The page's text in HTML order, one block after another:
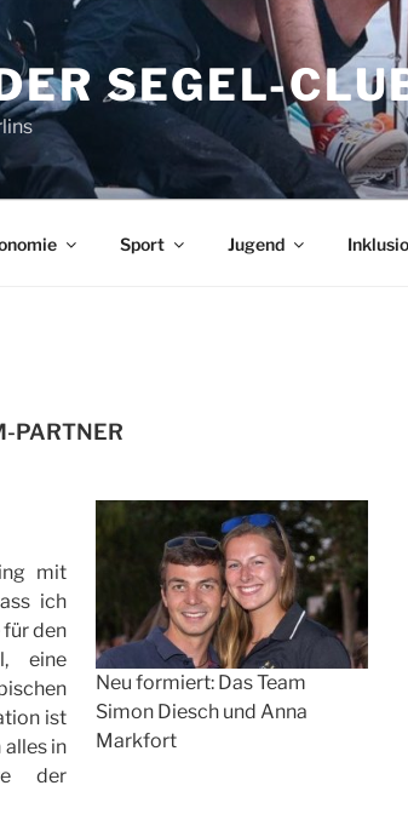
SEGEL-
Sport Jugend
PARTNER
Neu formiert: Das Team
Simon Diesch und Anna
Markfort
mit
ich
den
eine
ist
in
der